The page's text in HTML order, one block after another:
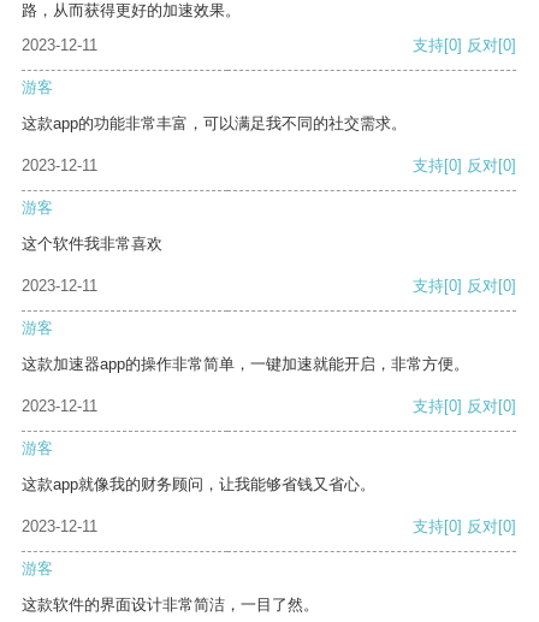
路，从而获得更好的加速效果。
2023-12-11
支持[0] 反对[0]
游客
这款app的功能非常丰富，可以满足我不同的社交需求。
2023-12-11 支持[0] 反对[0]
游客
这个软件我非常喜欢
2023-12-11 支持[0] 反对[0]
游客
这款加速器app的操作非常简单，一键加速就能开启，非常方便。
2023-12-11 支持[0] 反对[0]
游客
这款app就像我的财务顾问，让我能够省钱又省心。
2023-12-11 支持[0] 反对[0]
游客
这款软件的界面设计非常简洁，一目了然。